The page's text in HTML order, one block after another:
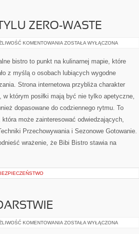
ZERO-WASTE
KOMENTOWANIA KUCHNIA
STYLU
ZERO-
ZOSTAŁA WYŁĄCZONA
bistro to punkt na kulinarnej mapie, które
z myślą o osobach lubiących wygodne
Strona internetowa przybliża charakter
w którym posiłki mają być nie tylko apetyczne,
dopasowane do codziennego rytmu. To
która może zainteresować odwiedzających,
Przechowywania i Sezonowe Gotowanie.
wrażenie, że Bibi Bistro stawia na
KOMENTOWANIA ZWIERZĘTA
ZOSTAŁA WYŁĄCZONA